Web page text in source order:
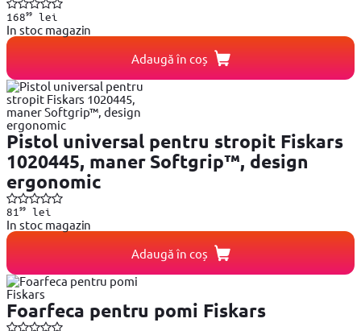
16899lei
In stoc magazin
Adaugă în coș
Pistol universal pentru stropit Fiskars
1020445, maner Softgrip™, design
ergonomic
81 99lei
In stoc magazin
Adaugă în coș
Foarfeca pentru pomi Fiskars